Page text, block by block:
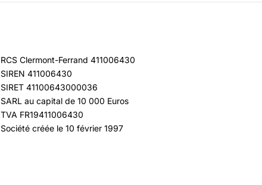
RCS Clermont-Ferrand 411006430
SIREN 411006430
SIRET 41100643000036
SARL au capital de 10 000 Euros
TVA FR19411006430
Société créée le 10 février 1997